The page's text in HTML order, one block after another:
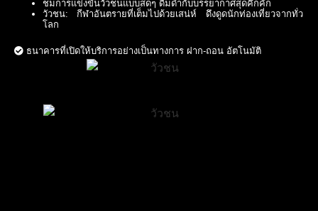
ชมการแข่งขันวัวชนแบบสดๆ ดื่มด่ำกับบรรยากาศสุดคึกคัก
วัวชน: กีฬาอันตรายที่เต็มไปด้วยเสน่ห์ ดึงดูดนักท่องเที่ยวจากทั่ว
โลก
ธนาคารที่เปิดให้บริการอย่างเป็นทางการ ฝาก-ถอน อัตโนมัติ